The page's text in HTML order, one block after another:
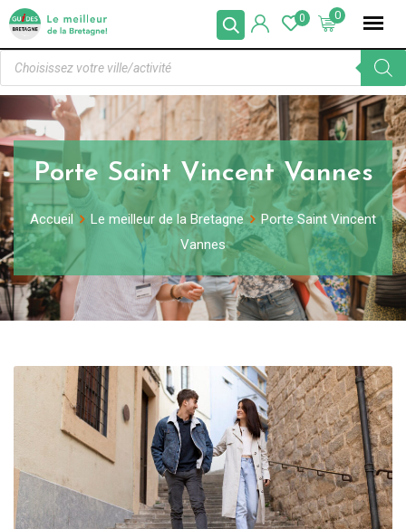
0
0
Porte Saint Vincent Vannes
Accueil Le meilleur de la Bretagne
Porte Saint Vincent
Vannes